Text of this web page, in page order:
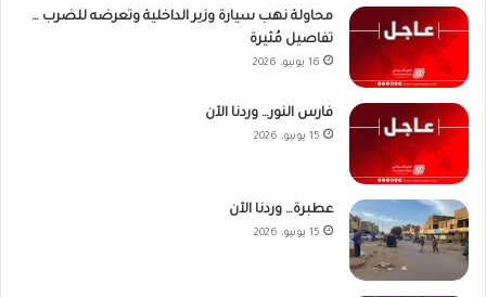
محاولة نهب سيارة وزير الداخلية وتعرضه للضرب …
تفاصيل مُثيرة
16 يونيو، 2026
فارس النور… وردنا الآن
15 يونيو، 2026
عطبرة… وردنا الآن
15 يونيو، 2026